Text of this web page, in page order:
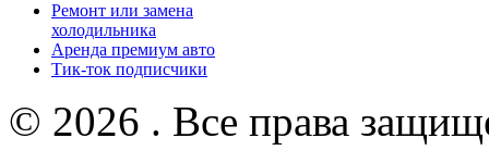
Ремонт или замена
холодильника
Аренда премиум авто
Тик-ток подписчики
© 2026 . Все права